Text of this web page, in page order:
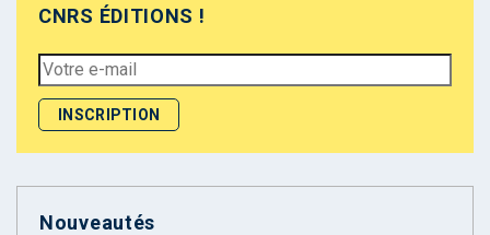
CNRS ÉDITIONS !
Nouveautés